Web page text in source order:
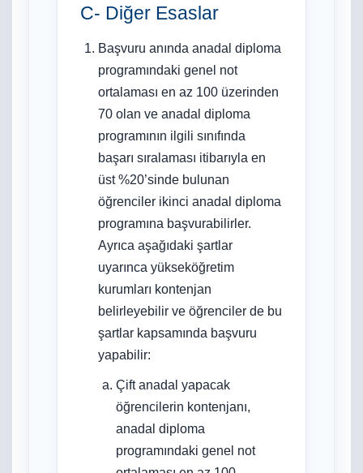
C- Diğer Esaslar
Başvuru anında anadal diploma
programındaki genel not
ortalaması en az 100 üzerinden
70 olan ve anadal diploma
programının ilgili sınıfında
başarı sıralaması itibarıyla en
üst %20’sinde bulunan
öğrenciler ikinci anadal diploma
programına başvurabilirler.
Ayrıca aşağıdaki şartlar
uyarınca yükseköğretim
kurumları kontenjan
belirleyebilir ve öğrenciler de bu
şartlar kapsamında başvuru
yapabilir:
Çift anadal yapacak
öğrencilerin kontenjanı,
anadal diploma
programındaki genel not